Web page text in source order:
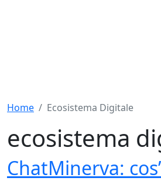
Home Ecosistema Digitale
ecosistema
ChatMinerva: